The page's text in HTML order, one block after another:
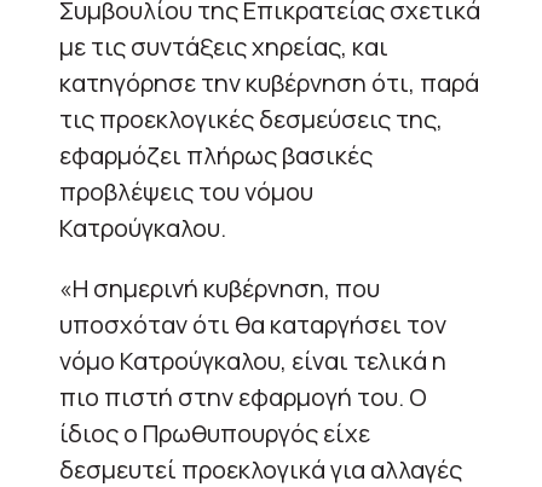
Συμβουλίου της Επικρατείας σχετικά
με τις συντάξεις χηρείας, και
κατηγόρησε την κυβέρνηση ότι, παρά
τις προεκλογικές δεσμεύσεις της,
εφαρμόζει πλήρως βασικές
προβλέψεις του νόμου
Κατρούγκαλου.
«Η σημερινή κυβέρνηση, που
υποσχόταν ότι θα καταργήσει τον
νόμο Κατρούγκαλου, είναι τελικά η
πιο πιστή στην εφαρμογή του. Ο
ίδιος ο Πρωθυπουργός είχε
δεσμευτεί προεκλογικά για αλλαγές